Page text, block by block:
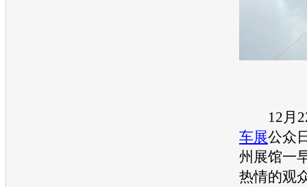
12月22
车展公众
州展馆一
热情的观